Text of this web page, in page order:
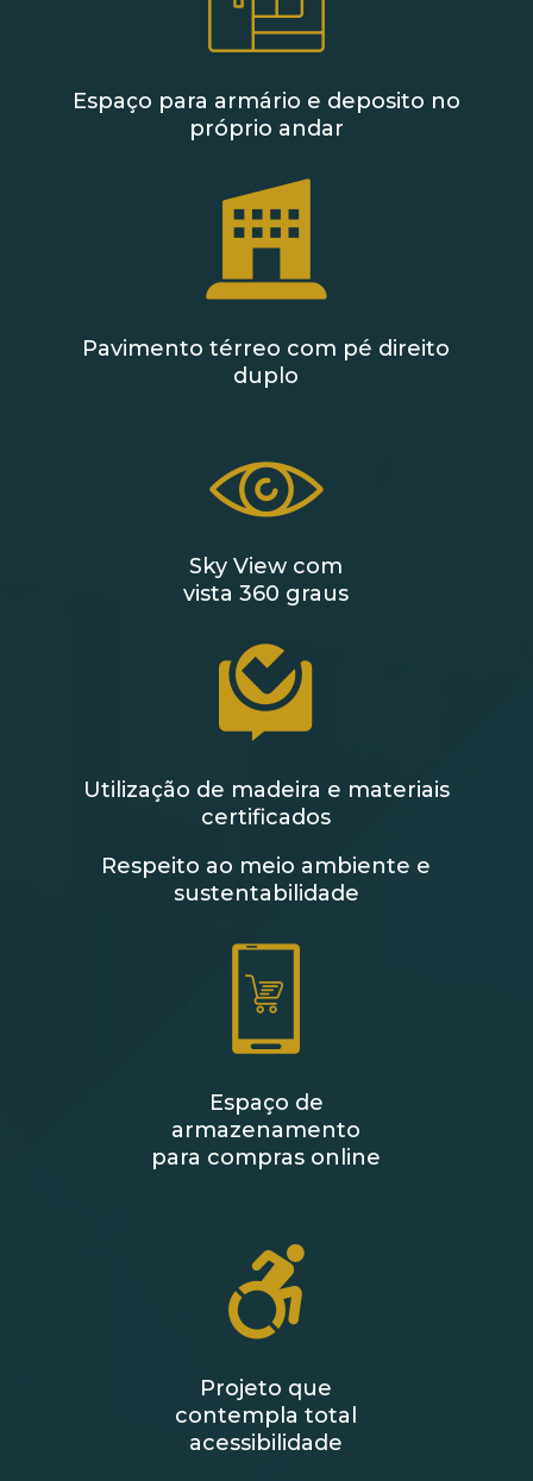
Espaço para armário e deposito no
próprio andar
Pavimento térreo com pé direito
duplo
Sky View com
vista 360 graus
Utilização de madeira e materiais
certificados
Respeito ao meio ambiente e
sustentabilidade
Espaço de
armazenamento
para compras online
Projeto que
contempla total
acessibilidade